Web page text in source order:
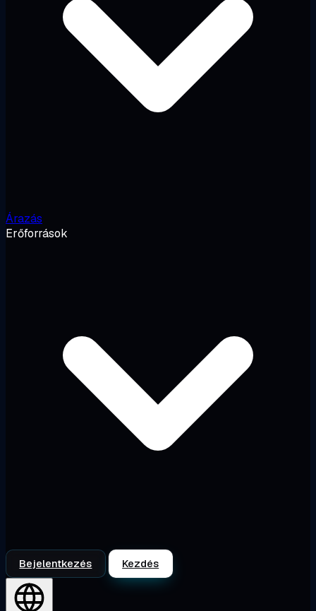
Árazás
Erőforrások
Bejelentkezés Kezdés